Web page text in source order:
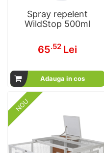
Spray repelent
WildStop 500ml
65.52 Lei
Adauga in cos
NOU